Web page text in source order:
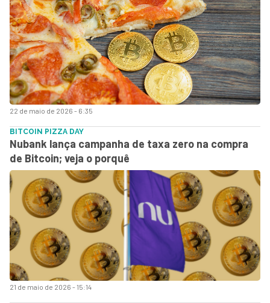
22 de maio de 2026 - 6:35
21 de maio de 2026 - 15:14
BITCOIN PIZZA DAY
Nubank lança campanha de taxa zero na compra
de Bitcoin; veja o porquê